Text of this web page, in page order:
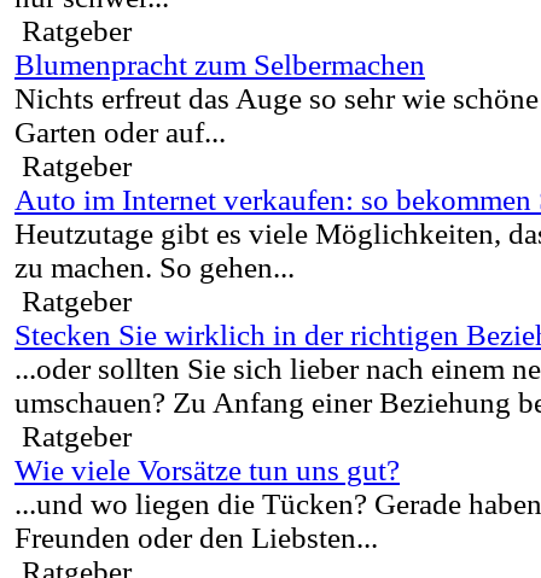
Ratgeber
Blumenpracht zum Selbermachen
Nichts erfreut das Auge so sehr wie
Garten oder auf...
Ratgeber
Auto im Internet verkaufen: so bekommen
Heutzutage gibt es viele Möglichkeiten,
zu machen. So gehen...
Ratgeber
Stecken Sie wirklich in der richtigen
...oder sollten Sie sich lieber nach einem
umschauen? Zu Anfang einer Beziehung
Ratgeber
Wie viele Vorsätze tun uns gut?
...und wo liegen die Tücken? Gerade
Freunden oder den Liebsten...